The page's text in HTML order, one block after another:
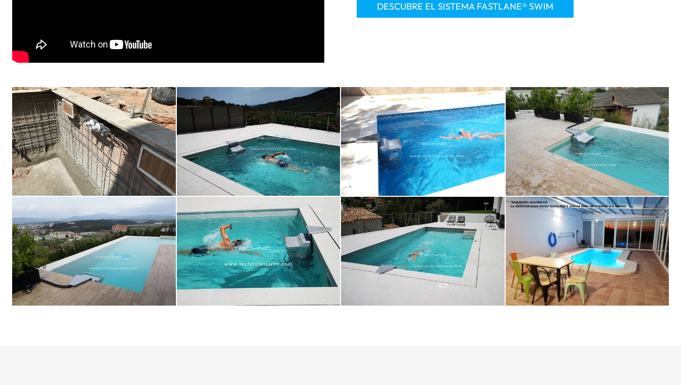
DESCUBRE EL SISTEMA FASTLANE® SWIM